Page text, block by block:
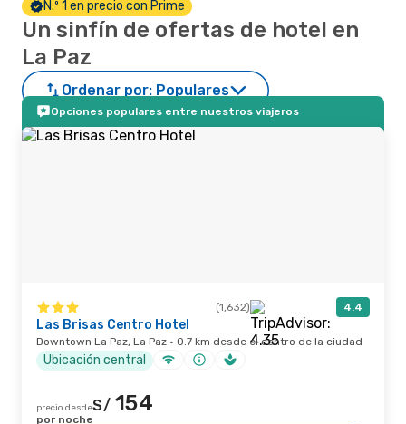
N.º 1 en precio con Prime
Un sinfín de ofertas de hotel en
La Paz
Ordenar por: Populares
Opciones populares entre nuestros viajeros
(1,632) 4.4
Las Brisas Centro Hotel
Downtown La Paz, La Paz · 0.7 km desde el centro de la ciudad
Ubicación central
precio desdeS/ 154
por noche